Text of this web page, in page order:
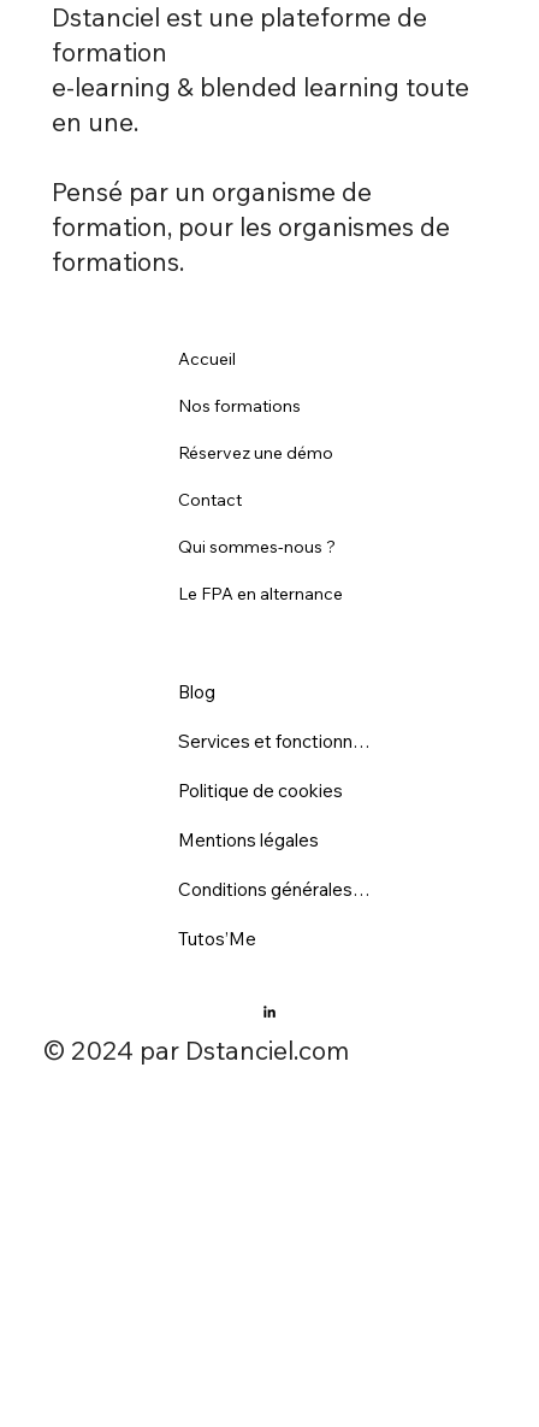
​© 2024 par Dstanciel.com
Blog
Services et fonctionnalités
Politique de cookies
Mentions légales
Conditions générales d'utilisation
Tutos’Me
Accueil
Nos formations
Réservez une démo
Contact
Qui sommes-nous ?
Le FPA en alternance
Dstanciel est une plateforme de
formation
e-learning & blended learning toute
en une.
Pensé par un organisme de
formation, pour les organismes de
formations.